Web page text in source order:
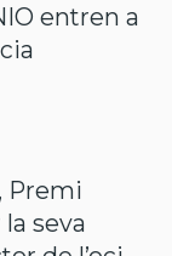
entren a
Premi
seva